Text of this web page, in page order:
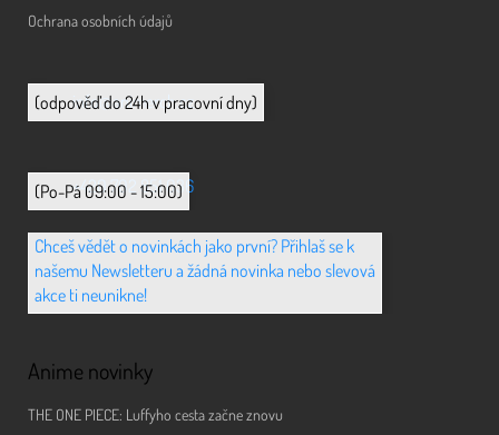
Ochrana osobních údajů
info@animerch.cz
(odpověď do 24h v pracovní dny)
+420 702 851 036
(Po-Pá 09:00 - 15:00)
Chceš vědět o novinkách jako první? Přihlaš se k
našemu Newsletteru a žádná novinka nebo slevová
akce ti neunikne!
Anime novinky
THE ONE PIECE: Luffyho cesta začne znovu